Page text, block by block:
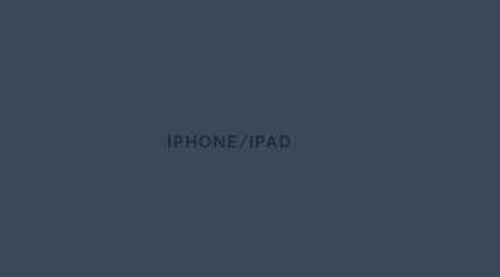
IPHONE/IPAD